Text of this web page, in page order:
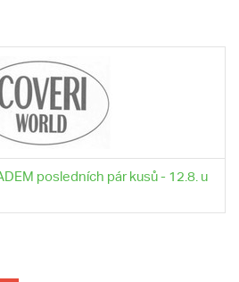
posledních pár kusů - 12.8. u